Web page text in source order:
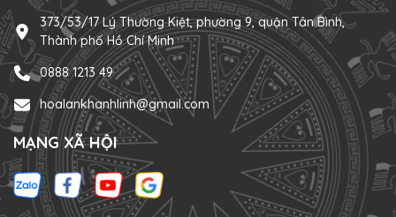
373/53/17 Lý Thường Kiệt, phường 9, quận Tân Bình,
Thành phố Hồ Chí Minh
0888 1213 49
hoalankhanhlinh@gmail.com
MẠNG XÃ HỘI